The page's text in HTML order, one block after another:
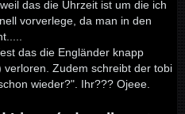
das die Uhrzeit ist um die ich
vorverlege, da man in den
das die Engländer knapp
verloren. Zudem schreibt der tobi
wieder?". Ihr??? Ojeee.